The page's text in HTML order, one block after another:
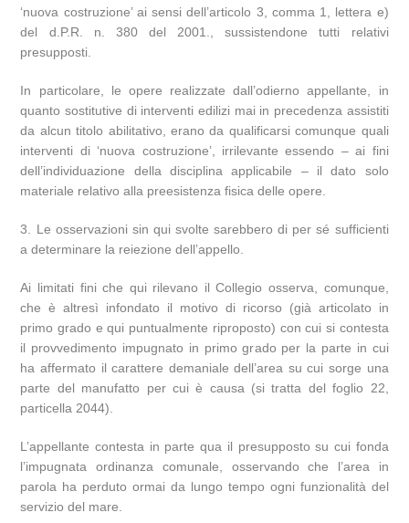
‘nuova costruzione’ ai sensi dell’articolo 3, comma 1, lettera e)
del d.P.R. n. 380 del 2001., sussistendone tutti relativi
presupposti.
In particolare, le opere realizzate dall’odierno appellante, in
quanto sostitutive di interventi edilizi mai in precedenza assistiti
da alcun titolo abilitativo, erano da qualificarsi comunque quali
interventi di ‘nuova costruzione’, irrilevante essendo – ai fini
dell’individuazione della disciplina applicabile – il dato solo
materiale relativo alla preesistenza fisica delle opere.
3. Le osservazioni sin qui svolte sarebbero di per sé sufficienti
a determinare la reiezione dell’appello.
Ai limitati fini che qui rilevano il Collegio osserva, comunque,
che è altresì infondato il motivo di ricorso (già articolato in
primo grado e qui puntualmente riproposto) con cui si contesta
il provvedimento impugnato in primo grado per la parte in cui
ha affermato il carattere demaniale dell’area su cui sorge una
parte del manufatto per cui è causa (si tratta del foglio 22,
particella 2044).
L’appellante contesta in parte qua il presupposto su cui fonda
l’impugnata ordinanza comunale, osservando che l’area in
parola ha perduto ormai da lungo tempo ogni funzionalità del
servizio del mare.